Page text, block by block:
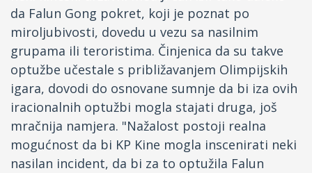
da Falun Gong pokret, koji je poznat po
miroljubivosti, dovedu u vezu sa nasilnim
grupama ili teroristima. Činjenica da su takve
optužbe učestale s približavanjem Olimpijskih
igara, dovodi do osnovane sumnje da bi iza ovih
iracionalnih optužbi mogla stajati druga, još
mračnija namjera. "Nažalost postoji realna
mogućnost da bi KP Kine mogla inscenirati neki
nasilan incident, da bi za to optužila Falun